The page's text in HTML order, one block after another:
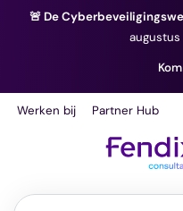
🚨 De
Werken bij Partner Hub